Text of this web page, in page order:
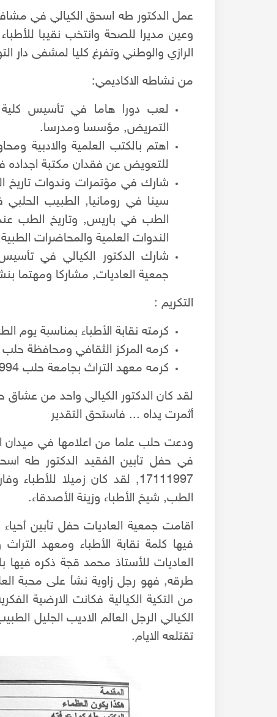
عمل الدكتور طه اسحق الكيالي في
وعين مديرا للصحة وانتخب نقيبا
الرازي والوطني وتفرغ كليا لمشفى دار
من نشاطه الاكاديمي:
لعب دورا هاما في تأسيس كلية
التمريض, مؤسسا ومدرسا.
اهتم بالكتب العلمية والادبية
للتعويض عن فقدان مكتبة اجداده في
شارك في مؤتمرات وندوات تاريخ
سينا في رومانيا, الطبيب
الطب في باريس, وتاريخ الطب
الندوات العلمية والمحاضرات
شارك الدكتور الكيالي في تأسيس
جمعية العاديات, مشاركا ومهتما
التكريم :
كرمته نقابة الأطباء بمناسبة يوم
كرمه المركز الثقافي ومحافظة حلب
كرمه معهد التراث بجامعة حلب 1994.
لقد كان الدكتور الكيالي واحد من عشاق
أثمرت يداه ... فاستحق التقدير
ودعت حلب علما من اعلامها في
في حفل تأبين الفقيد الدكتور طه
17111997, لقد كان زميلا
الطب, شيخ الأطباء وزينة الأصدقاء.
اقامت جمعية العاديات حفل تأبين
فيها كلمة نقابة الأطباء ومعهد
العاديات للأستاذ محمد قجة ذكره فيها
طرقه, فهو رجل زاوية نشأ على محبة
من التكية الكيالية فكانت الارضية
الكيالي الرجل العالم الاديب الجليل
تقتلعه الايام.
الاحتلال البريطاني لسوريا 1918
عند انتهاء الحرب العالمية
القوات التركية وحلفاءها الألمان من سوريا، و
عشر ألف جندي تركي، وحوالي اثنا عشر ألف جندي